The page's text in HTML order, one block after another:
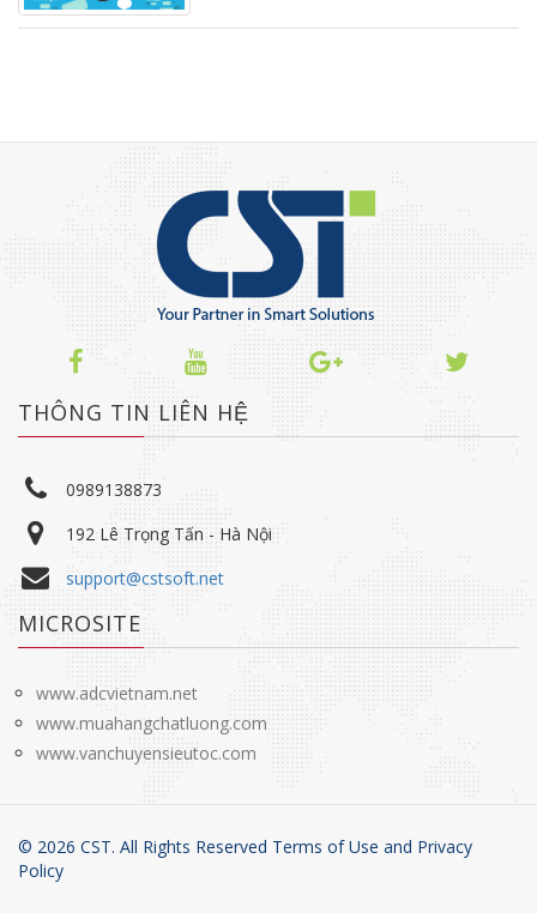
THÔNG TIN LIÊN HỆ
0989138873
192 Lê Trọng Tấn - Hà Nội
support@cstsoft.net
MICROSITE
www.adcvietnam.net
www.muahangchatluong.com
www.vanchuyensieutoc.com
© 2026 CST. All Rights Reserved Terms of Use and Privacy
Policy